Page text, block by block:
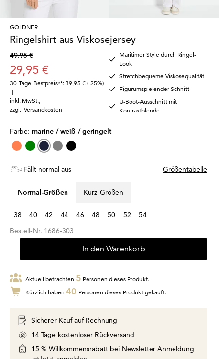
GOLDNER
Ringelshirt aus Viskosejersey
49,95 €
29,95 €
30-Tage-Bestpreis**: 39,95 € (-25%)
|
inkl. MwSt.
zzgl. Versandkosten
Maritimer Style durch Ringel-
Look
Stretchbequeme Viskosequalität
Figurumspielender Schnitt
U-Boot-Ausschnitt mit
Kontrastblende
Farbe: marine / weiß / geringelt
Fällt normal aus Größentabelle
Normal-Größen Kurz-Größen
38 40 42 44 46 48 50 52
54
Bestell-Nr. 1686-303
In den Warenkorb
Aktuell betrachten 5 Personen dieses Produkt.
Kürzlich haben 40 Personen dieses Produkt gekauft.
Sicherer Kauf auf Rechnung
14 Tage kostenloser Rückversand
15 % Willkommensrabatt bei Newsletter Anmeldung